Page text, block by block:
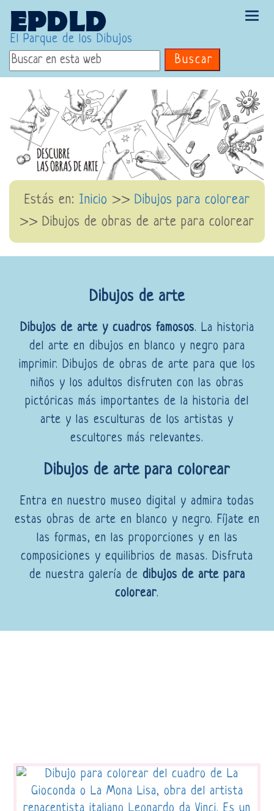
El Parque de los Dibujos
Buscar
Estás en: Inicio >> Dibujos para colorear
>> Dibujos de obras de arte para colorear
Dibujos de arte
Dibujos de arte y cuadros famosos. La historia
del arte en dibujos en blanco y negro para
imprimir. Dibujos de obras de arte para que los
niños y los adultos disfruten con las obras
pictóricas más importantes de la historia del
arte y las esculturas de los artistas y
escultores más relevantes.
Dibujos de arte para colorear
Entra en nuestro museo digital y admira todas
estas obras de arte en blanco y negro. Fíjate en
las formas, en las proporciones y en las
composiciones y equilibrios de masas. Disfruta
de nuestra galería de dibujos de arte para
colorear.